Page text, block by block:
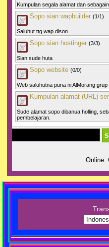
Kumpulan segala alamat dan
Sopo sian wapbuilder (1/1)
Saluhut ttg wap dison
Sopo sian hostinger (3/3)
Sian sude huta
Sopo website (0/0)
Web saluhutna puna ni AlMorang grup
Kumpulan alamat (URL)
Sude alamat sopo dibanua holling,
pembelajaran.
Online: